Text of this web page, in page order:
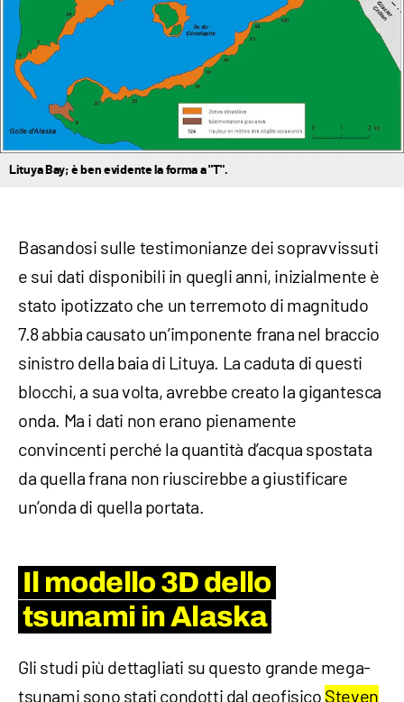
Lituya Bay; è ben evidente la forma a "T".
Basandosi sulle testimonianze dei sopravvissuti
e sui dati disponibili in quegli anni, inizialmente è
stato ipotizzato che un terremoto di magnitudo
7.8 abbia causato un’imponente frana nel braccio
sinistro della baia di Lituya. La caduta di questi
blocchi, a sua volta, avrebbe creato la gigantesca
onda. Ma i dati non erano pienamente
convincenti perché la quantità d’acqua spostata
da quella frana non riuscirebbe a giustificare
un’onda di quella portata.
Il modello 3D dello
tsunami in Alaska
Gli studi più dettagliati su questo grande mega-
tsunami sono stati condotti dal geofisico Steven